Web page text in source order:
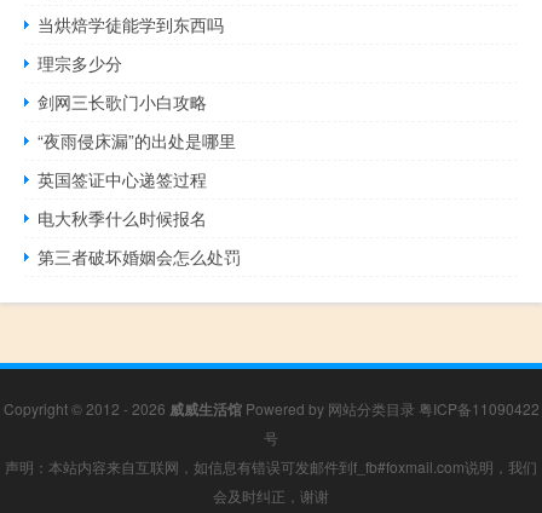
当烘焙学徒能学到东西吗
理宗多少分
剑网三长歌门小白攻略
“夜雨侵床漏”的出处是哪里
英国签证中心递签过程
电大秋季什么时候报名
第三者破坏婚姻会怎么处罚
Copyright © 2012 - 2026 威威生活馆Powered by 网站分类目录 粤ICP备11090422
号
声明：本站内容来自互联网，如信息有错误可发邮件到f_fb#foxmail.com说明，我们
会及时纠正，谢谢